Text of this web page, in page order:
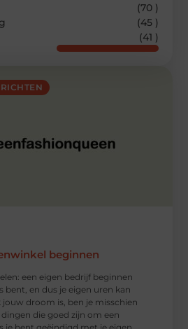
beginnen
een eigen bedrijf beginnen
bent, en dus je eigen uren kan
droom is, ben je misschien
die goed zijn om een
(70 )
(45 )
(41 )